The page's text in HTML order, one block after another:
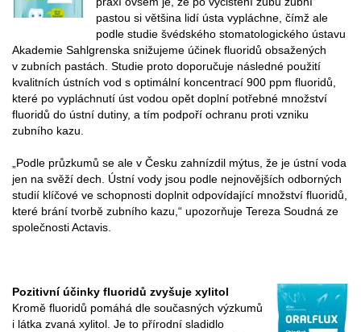
pastou si většina lidí ústa vypláchne, čímž ale
podle studie švédského stomatologického ústavu
Akademie Sahlgrenska snižujeme účinek fluoridů obsažených
v zubních pastách. Studie proto doporučuje následné použití
kvalitních ústních vod s optimální koncentrací 900 ppm fluoridů,
které po vypláchnutí úst vodou opět doplní potřebné množství
fluoridů do ústní dutiny, a tím podpoří ochranu proti vzniku
zubního kazu.
„Podle průzkumů se ale v Česku zahnízdil mýtus, že je ústní voda
jen na svěží dech. Ústní vody jsou podle nejnovějších odborných
studií klíčové ve schopnosti doplnit odpovídající množství fluoridů,
které brání tvorbě zubního kazu,“ upozorňuje Tereza Soudná ze
společnosti Actavis.
Pozitivní účinky fluoridů zvyšuje xylitol
Kromě fluoridů pomáhá dle současných výzkumů
i látka zvaná xylitol. Je to přírodní sladidlo